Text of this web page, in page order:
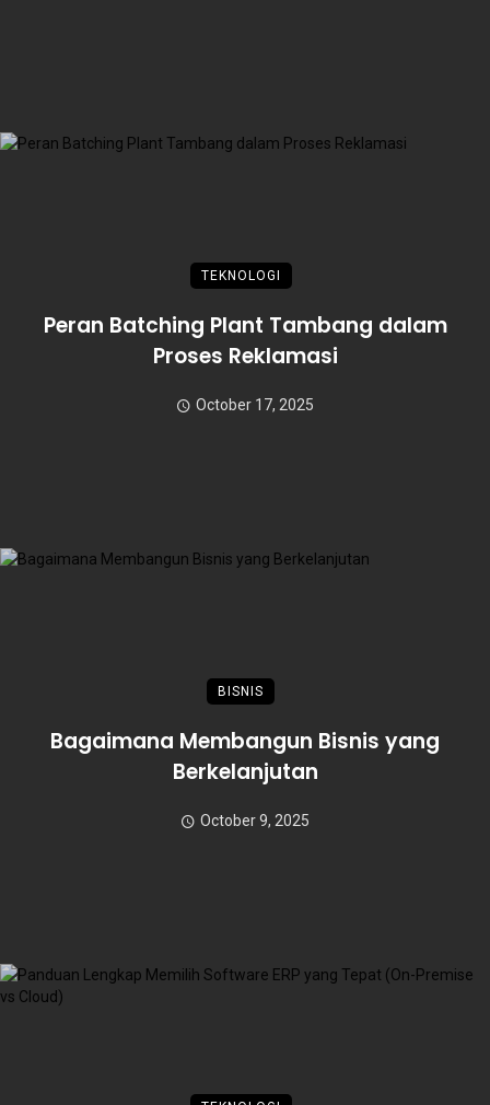
TEKNOLOGI
Peran Batching Plant Tambang dalam
Proses Reklamasi
October 17, 2025
BISNIS
Bagaimana Membangun Bisnis yang
Berkelanjutan
October 9, 2025